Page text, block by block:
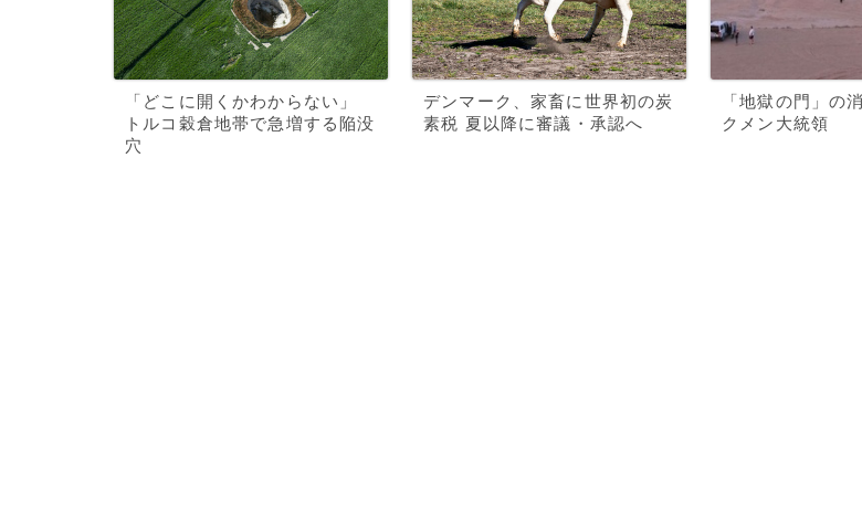
「どこに開くかわからない」
トルコ穀倉地帯で急増する陥没
穴
デンマーク、家畜に世界初の炭
素税 夏以降に審議・承認へ
「地獄の門」の
クメン大統領